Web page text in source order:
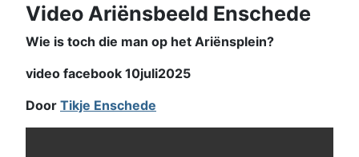
Video Ariënsbeeld Enschede
Wie is toch die man op het Ariënsplein?
video facebook 10juli2025
Door Tikje Enschede